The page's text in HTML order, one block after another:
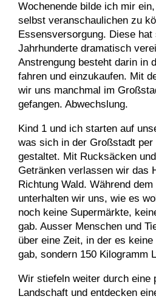
Wochenende bilde ich mir
selbst veranschaulichen zu
Essensversorgung. Diese
Jahrhunderte dramatisch
Anstrengung besteht darin in
fahren und einzukaufen. Mit
wir uns manchmal im
gefangen. Abwechslung.
Kind 1 und ich starten auf
was sich in der Großstadt
gestaltet. Mit Rucksäcken
Getränken verlassen wir das
Richtung Wald. Während
unterhalten wir uns, wie es
noch keine Supermärkte,
gab. Ausser Menschen und
über eine Zeit, in der es
gab, sondern 150 Kilogramm
Wir stiefeln weiter durch eine
Landschaft und entdecken